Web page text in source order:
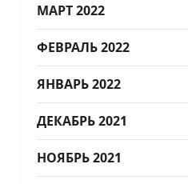
МАРТ 2022
ФЕВРАЛЬ 2022
ЯНВАРЬ 2022
ДЕКАБРЬ 2021
НОЯБРЬ 2021